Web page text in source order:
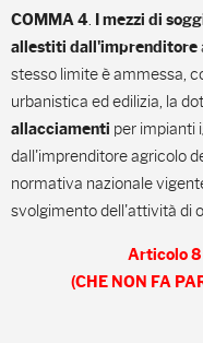
COMMA 4. I mezzi di
allestiti dall'imprenditore
stesso limite è ammessa,
urbanistica ed edilizia, la
allacciamenti per impianti
dall'imprenditore agricolo
normativa nazionale
svolgimento dell'attività di
Articolo
(CHE NON FA